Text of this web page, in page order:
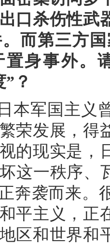
口杀伤性武
而第三方
置身事外。
？
本军国主义
荣发展，得
的现实是，
这一秩序、
奔袭而来。
平主义，正
区和世界和